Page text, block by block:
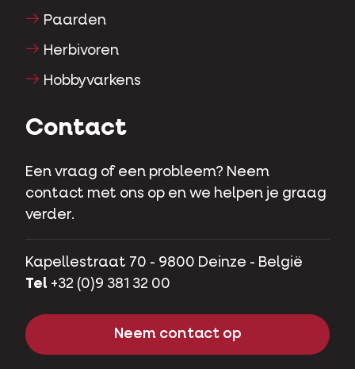
Paarden
Herbivoren
Hobbyvarkens
Contact
Een vraag of een probleem? Neem
contact met ons op en we helpen je graag
verder.
Kapellestraat 70 - 9800 Deinze - België
Tel +32 (0)9 381 32 00
Neem contact op